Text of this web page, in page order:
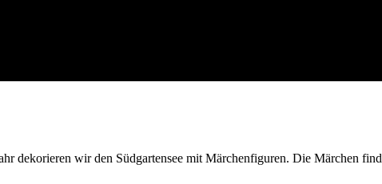
dekorieren wir den Südgartensee mit Märchenfiguren. Die Märchen